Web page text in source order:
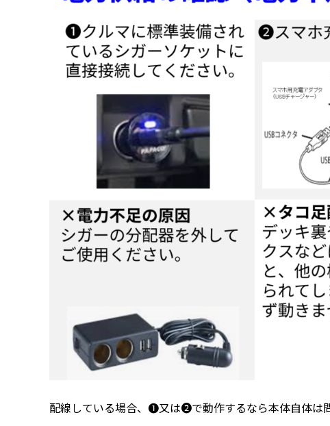
配線している場合、❶又は❷で動作するなら本体自体は